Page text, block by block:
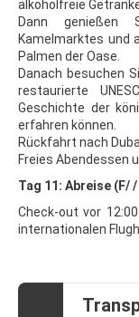
alkoholfreie
Dann genießen
Kamelmarktes und
Palmen der Oase.
Danach besuchen
restaurierte
Geschichte der
erfahren können.
Rückfahrt nach
Freies Abendessen
Tag 11: Abreise (F/ /
Check-out vor
internationalen